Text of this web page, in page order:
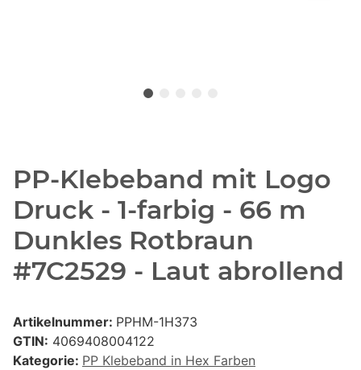
PP-Klebeband mit Logo
Druck - 1-farbig - 66 m
Dunkles Rotbraun
#7C2529 - Laut abrollend
Artikelnummer: PPHM-1H373
GTIN: 4069408004122
Kategorie: PP Klebeband in Hex Farben